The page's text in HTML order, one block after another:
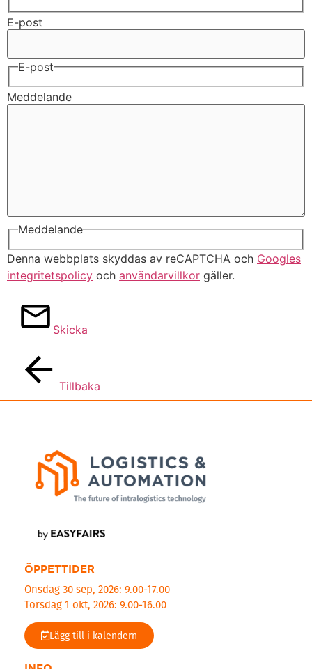
E-post
E-post
Meddelande
Meddelande
Denna webbplats skyddas av reCAPTCHA och Googles
integritetspolicy och användarvillkor gäller.
Skicka
Tillbaka
ÖPPETTIDER
Onsdag 30 sep, 2026: 9.00-17.00
Torsdag 1 okt, 2026: 9.00-16.00
Lägg till i kalendern